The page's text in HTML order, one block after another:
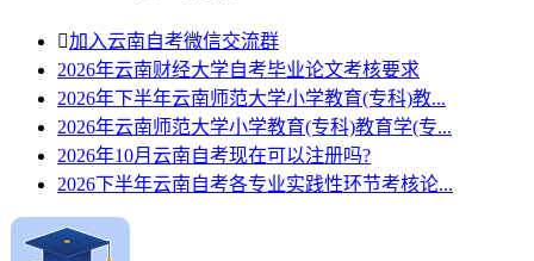
加入云南自考微信交流群
2026年云南财经大学自考毕业论文考核要求
2026年下半年云南师范大学小学教育(专科)教...
2026年云南师范大学小学教育(专科)教育学(专...
2026年10月云南自考现在可以注册吗?
2026下半年云南自考各专业实践性环节考核论...